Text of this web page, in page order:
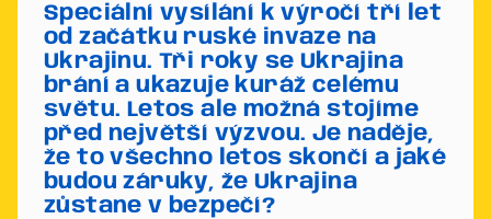
Speciální vysílání k výročí tří let
od začátku ruské invaze na
Ukrajinu. Tři roky se Ukrajina
brání a ukazuje kuráž celému
světu. Letos ale možná stojíme
před největší výzvou. Je naděje,
že to všechno letos skončí a jaké
budou záruky, že Ukrajina
zůstane v bezpečí?